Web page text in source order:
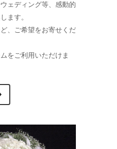
ェディング等、感動的
ます。
、ご希望をお寄せくだ
をご利用いただけま